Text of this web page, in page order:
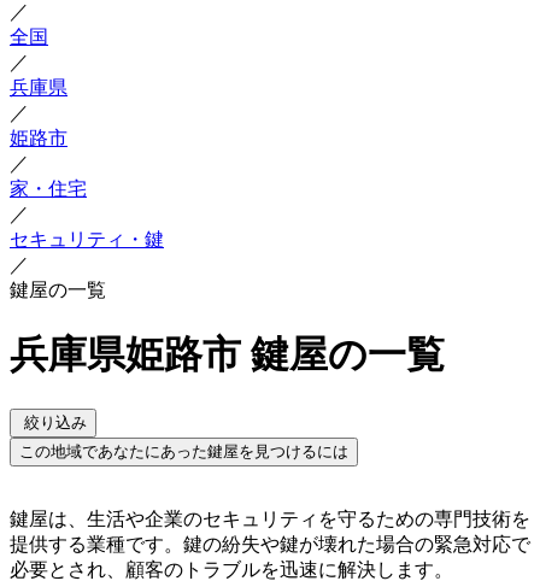
／
全国
／
兵庫県
／
姫路市
／
家・住宅
／
セキュリティ・鍵
／
鍵屋の一覧
兵庫県姫路市 鍵屋の一覧
絞り込み
この地域であなたにあった鍵屋を見つけるには
鍵屋は、生活や企業のセキュリティを守るための専門技術を
提供する業種です。鍵の紛失や鍵が壊れた場合の緊急対応で
必要とされ、顧客のトラブルを迅速に解決します。